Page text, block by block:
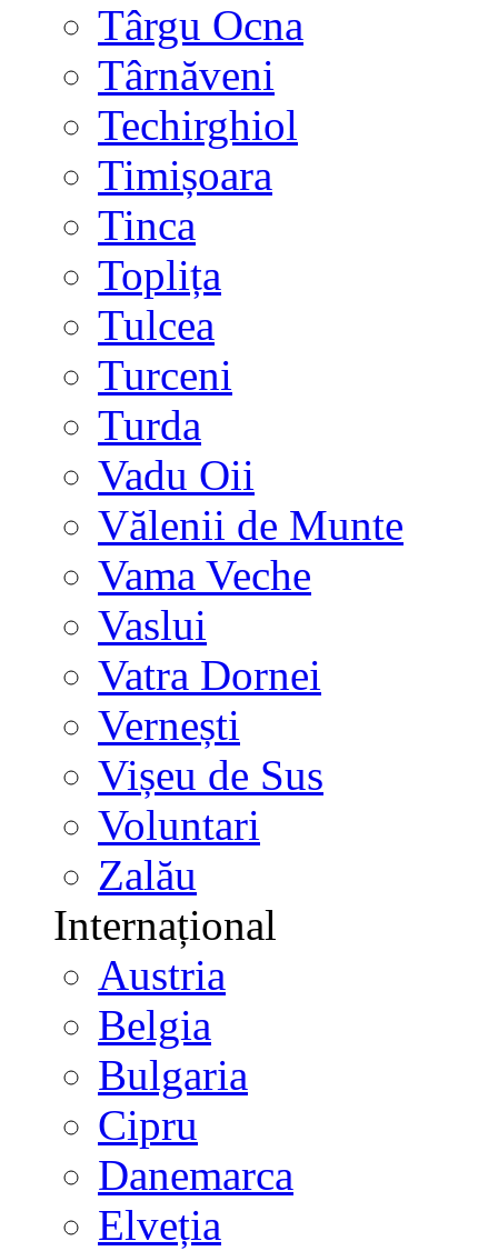
Târgu Ocna
Târnăveni
Techirghiol
Timișoara
Tinca
Toplița
Tulcea
Turceni
Turda
Vadu Oii
Vălenii de Munte
Vama Veche
Vaslui
Vatra Dornei
Vernești
Vișeu de Sus
Voluntari
Zalău
Internațional
Austria
Belgia
Bulgaria
Cipru
Danemarca
Elveția